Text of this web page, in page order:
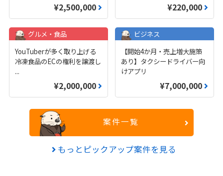
¥2,500,000 ¥220,000
グルメ・食品
YouTuberが多く取り上げる
冷凍食品のECの権利を譲渡し
...
¥2,000,000
ビジネス
【開始4か月・売上増大施策
あり】タクシードライバー向
けアプリ
¥7,000,000
案件一覧
もっとピックアップ案件を見る